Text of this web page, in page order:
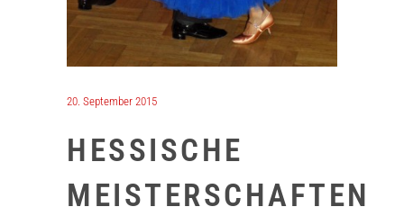
20. September 2015
HESSISCHE
MEISTERSCHAFTEN